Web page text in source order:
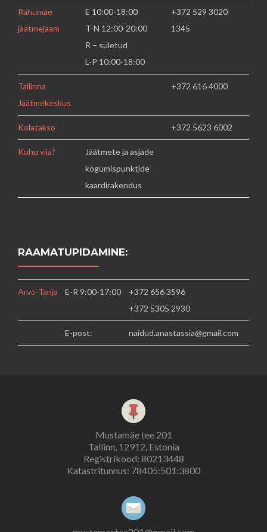
Rahumäe
jäätmejaam
E 10:00-18:00
T-N 12:00-20:00
R – suletud
L-P 10:00-18:00
+372 529 3020
1345
Tallinna
Jäätmekeskus
+372 616 4000
Kolatakso +372 5623 6002
Kuhu viia?
Jäätmete ja asjade
kogumispunktide
kaardirakendus
RAAMATUPIDAMINE:
Arvo-Tanja E-R 9:00-17:00
+372 656 3596
+372 5305 2930
E-post: naidud.anastassia@gmail.com
Mustamäe tee 201
Tallinn, 12912, Estonia
Registrikood: 80213448
Katastritunnus: 78405:501:3800